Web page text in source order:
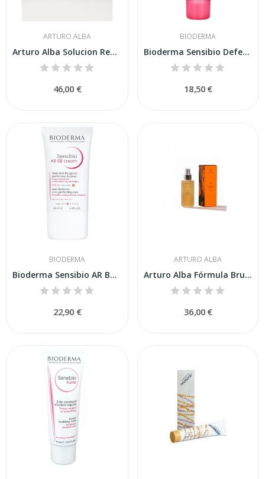
ARTURO ALBA
Arturo Alba Solucion Reguladora Ar 20 Ampollas
46,00 €
BIODERMA
Bioderma Sensibio Defensive 40ml
18,50 €
BIODERMA
Bioderma Sensibio AR BB Cream SPF-30 40ml
22,90 €
ARTURO ALBA
Arturo Alba Fórmula Bruma Fitoactiva Calmante...
36,00 €